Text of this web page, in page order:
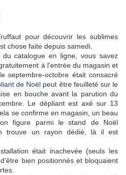
pour découvrir les sublimes
chose faite depuis samedi.
catalogue en ligne, vous savez
à l'entrée du magasin et
septembre-octobre était consacré
de Noël peut être feuilleté sur le
en bouche avant la parution du
Le dépliant est axé sur 13
se confirme en magasin, un beau
figure parmi le stand de Noël
trouve un rayon dédié, là il est
était inachevée (seuls les
bien positionnés et bloquaient